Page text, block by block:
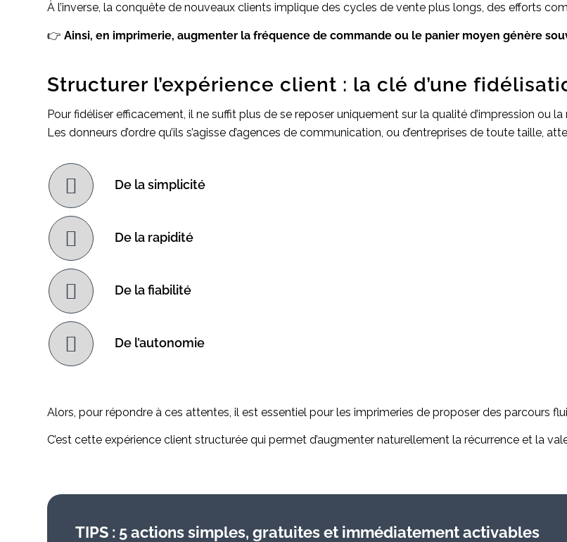
À l’inverse, la conquête de nouveaux clients implique des cycles de vente plus longs, des efforts
👉 Ainsi, en imprimerie, augmenter la fréquence de commande ou le panier moyen génère
Structurer l’expérience client : la clé d’une
Pour fidéliser efficacement, il ne suffit plus de se reposer uniquement sur la qualité d’impression ou
Les donneurs d’ordre qu’ils s’agisse d’agences de communication, ou d’entreprises de toute taille,
De la simplicité
De la rapidité
De la fiabilité
De l’autonomie
Alors, pour répondre à ces attentes, il est essentiel pour les imprimeries de proposer des parcours
C’est cette expérience client structurée qui permet d’augmenter naturellement la récurrence et la
TIPS : 5 actions simples, gratuites et immédiatement activables